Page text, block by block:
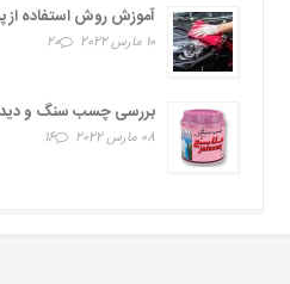
آموزش روش استفاده
10 مارس 2022 20
بررسی چسب سنگ و
08 مارس 2022 16